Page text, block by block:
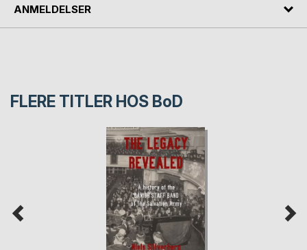
ANMELDELSER
FLERE TITLER HOS BoD